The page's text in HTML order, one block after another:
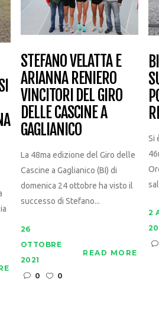
STEFANO VELATTA E
ARIANNA RENIERO
VINCITORI DEL GIRO
DELLE CASCINE A
GAGLIANICO
La 48ma edizione del Giro delle
Cascine a Gaglianico (BI) di
domenica 24 ottobre ha visto il
successo di Stefano...
26
OTTOBRE
2021
0
0
READ MORE
Si
2